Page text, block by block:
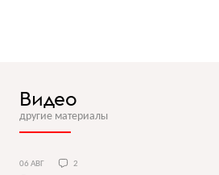
Видео
другие материалы
06 АВГ 2